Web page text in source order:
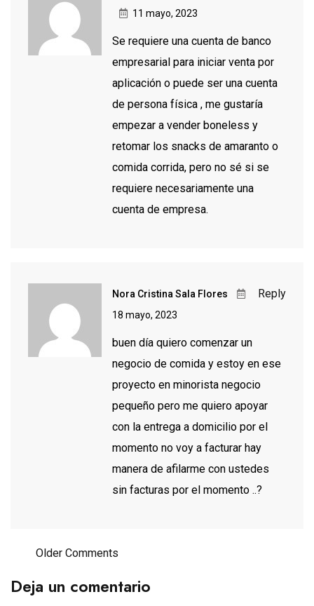
11 mayo, 2023
Se requiere una cuenta de banco
empresarial para iniciar venta por
aplicación o puede ser una cuenta
de persona física , me gustaría
empezar a vender boneless y
retomar los snacks de amaranto o
comida corrida, pero no sé si se
requiere necesariamente una
cuenta de empresa.
Nora Cristina Sala Flores
18 mayo, 2023
Reply
buen día quiero comenzar un
negocio de comida y estoy en ese
proyecto en minorista negocio
pequeño pero me quiero apoyar
con la entrega a domicilio por el
momento no voy a facturar hay
manera de afilarme con ustedes
sin facturas por el momento ..?
Older Comments
Deja un comentario